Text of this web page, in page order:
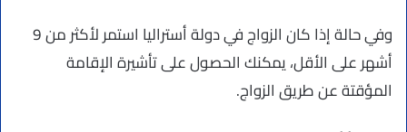
وفي حالة إذا كان الزواج في دولة أستراليا استمر لأكثر من 9
أشهر على الأقل، يمكنك الحصول على تأشيرة الإقامة
المؤقتة عن طريق الزواج.